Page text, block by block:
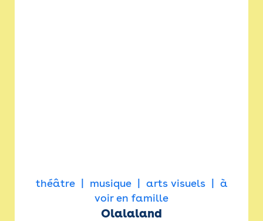
théâtre musique arts visuels
à
voir en famille
Olalaland